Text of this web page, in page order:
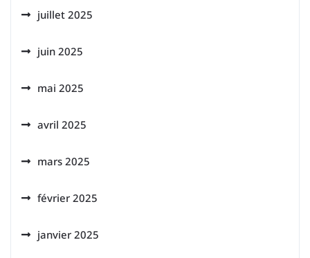
juillet 2025
juin 2025
mai 2025
avril 2025
mars 2025
février 2025
janvier 2025